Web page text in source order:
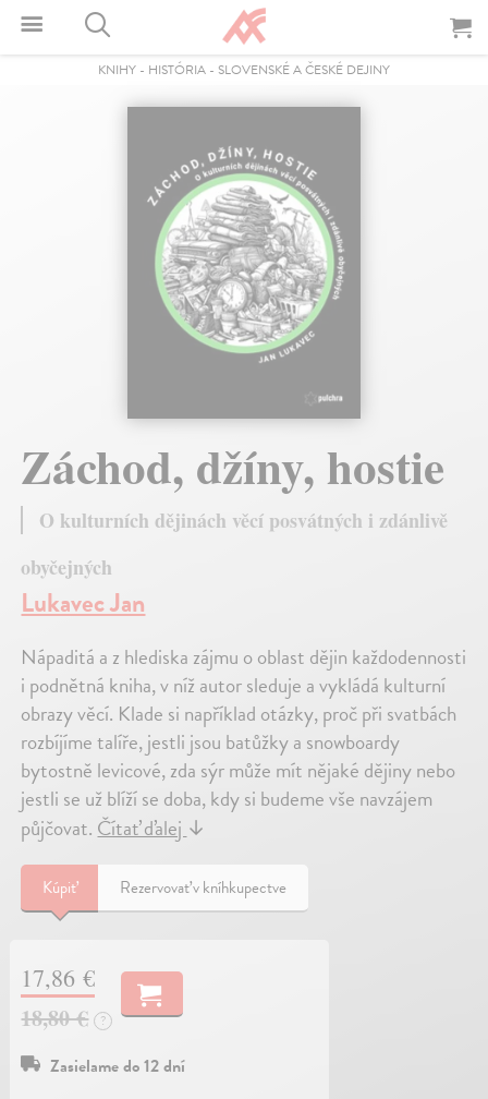
KNIHY - HISTÓRIA - SLOVENSKÉ A ČESKÉ DEJINY
Záchod, džíny, hostie
O kulturních dějinách věcí posvátných i zdánlivě
obyčejných
Lukavec Jan
Nápaditá a z hlediska zájmu o oblast dějin každodennosti
i podnětná kniha, v níž autor sleduje a vykládá kulturní
obrazy věcí. Klade si například otázky, proč při svatbách
rozbíjíme talíře, jestli jsou batůžky a snowboardy
bytostně levicové, zda sýr může mít nějaké dějiny nebo
jestli se už blíží se doba, kdy si budeme vše navzájem
půjčovat.Čítať ďalej↓
Kúpiť Rezervovať v kníhkupectve
17,86 €
18,80 €
?
Zasielame do 12 dní